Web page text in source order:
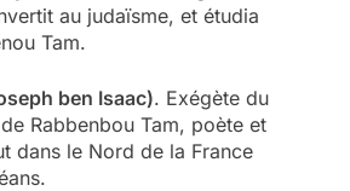
au judaïsme, et étudia
Tam.
ben Isaac). Exégète du
Rabbenbou Tam, poète et
dans le Nord de la France